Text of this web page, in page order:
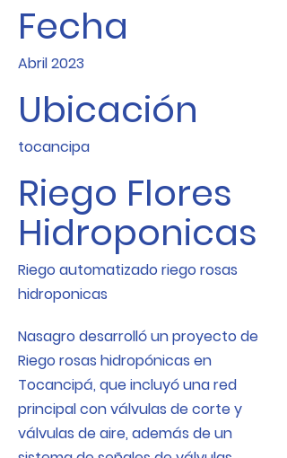
Fecha
Abril 2023
Ubicación
tocancipa
Riego Flores
Hidroponicas
Riego automatizado riego rosas
hidroponicas
Nasagro desarrolló un proyecto de
Riego rosas hidropónicas en
Tocancipá, que incluyó una red
principal con válvulas de corte y
válvulas de aire, además de un